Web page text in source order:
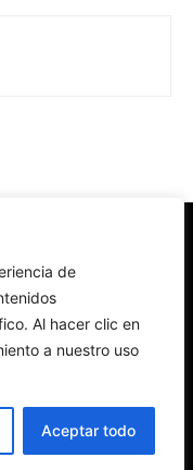
de
Al hacer clic en
a nuestro uso
Aceptar todo
y la sociedad